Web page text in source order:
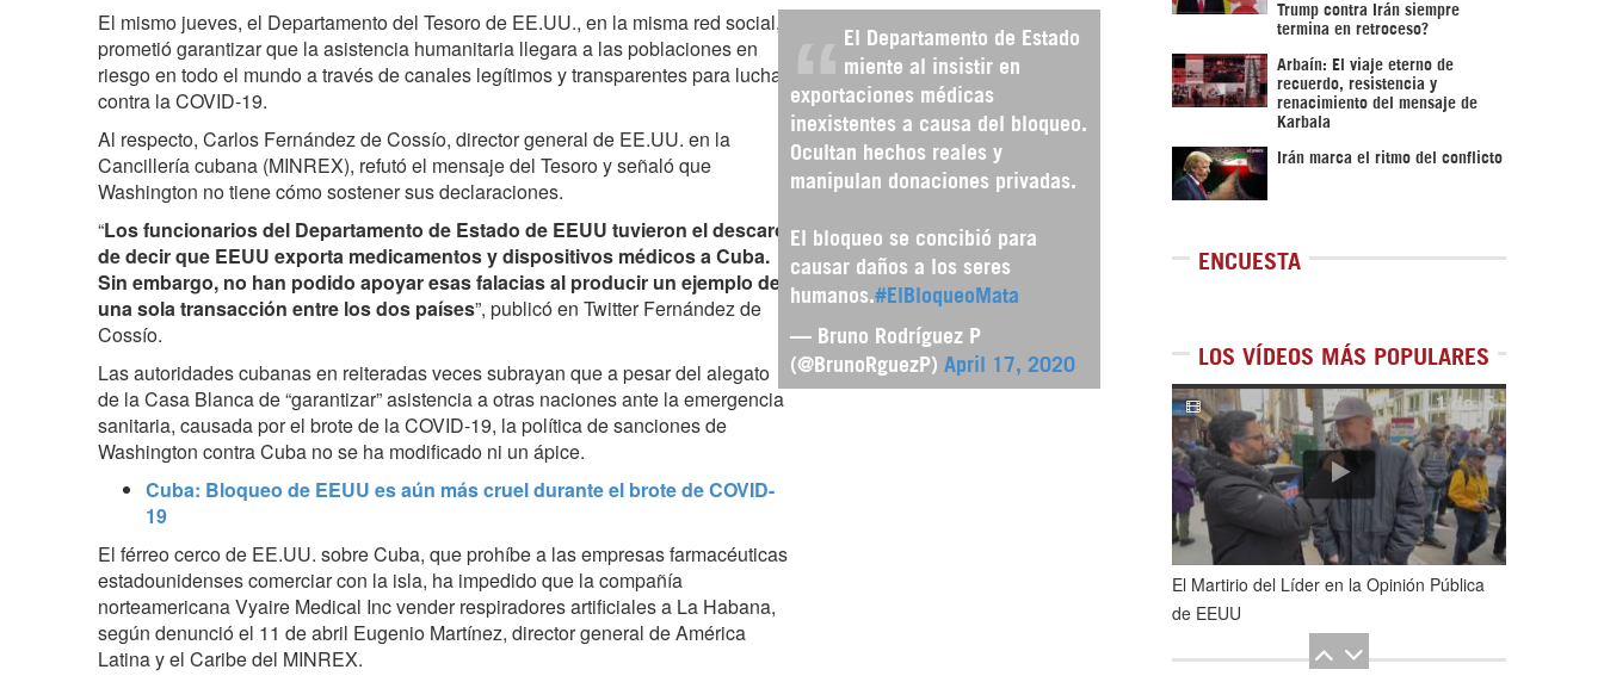
El Departamento de Estado
miente al insistir en
exportaciones médicas
inexistentes a causa del bloqueo.
Ocultan hechos reales y
manipulan donaciones privadas.
El bloqueo se concibió para
causar daños a los seres
humanos. #ElBloqueoMata
— Bruno Rodríguez P
(@BrunoRguezP) April 17, 2020
El mismo jueves, el Departamento del Tesoro de EE.UU., en la misma red social,
prometió garantizar que la asistencia humanitaria llegara a las poblaciones en
riesgo en todo el mundo a través de canales legítimos y transparentes para luchar
contra la COVID-19.
Al respecto, Carlos Fernández de Cossío, director general de EE.UU. en la
Cancillería cubana (MINREX), refutó el mensaje del Tesoro y señaló que
Washington no tiene cómo sostener sus declaraciones.
“Los funcionarios del Departamento de Estado de EEUU tuvieron el descaro
de decir que EEUU exporta medicamentos y dispositivos médicos a Cuba.
Sin embargo, no han podido apoyar esas falacias al producir un ejemplo de
una sola transacción entre los dos países”, publicó en Twitter Fernández de
Cossío.
Las autoridades cubanas en reiteradas veces subrayan que a pesar del alegato
de la Casa Blanca de “garantizar” asistencia a otras naciones ante la emergencia
sanitaria, causada por el brote de la COVID-19, la política de sanciones de
Washington contra Cuba no se ha modificado ni un ápice.
Cuba: Bloqueo de EEUU es aún más cruel durante el brote de COVID-
19
El férreo cerco de EE.UU. sobre Cuba, que prohíbe a las empresas farmacéuticas
estadounidenses comerciar con la isla, ha impedido que la compañía
norteamericana Vyaire Medical Inc vender respiradores artificiales a La Habana,
según denunció el 11 de abril Eugenio Martínez, director general de América
Latina y el Caribe del MINREX.
Trump contra Irán siempre
termina en retroceso?
Arbaín: El viaje eterno de
recuerdo, resistencia y
renacimiento del mensaje de
Karbala
Irán marca el ritmo del conflicto
ENCUESTA
LOS VÍDEOS MÁS POPULARES
1de5
El Martirio del Líder en la Opinión Pública
de EEUU